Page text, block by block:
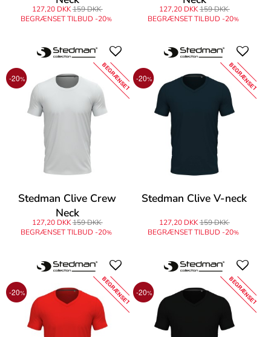
127,20 DKK159 DKK
BEGRÆNSET TILBUD -20%
127,20 DKK159 DKK
BEGRÆNSET TILBUD -20%
-20% BEGRÆNSET
Stedman Clive Crew
Neck
127,20 DKK159 DKK
BEGRÆNSET TILBUD -20%
-20% BEGRÆNSET
Stedman Clive V-neck
127,20 DKK159 DKK
BEGRÆNSET TILBUD -20%
-20% BEGRÆNSET-20% BEGRÆNSET